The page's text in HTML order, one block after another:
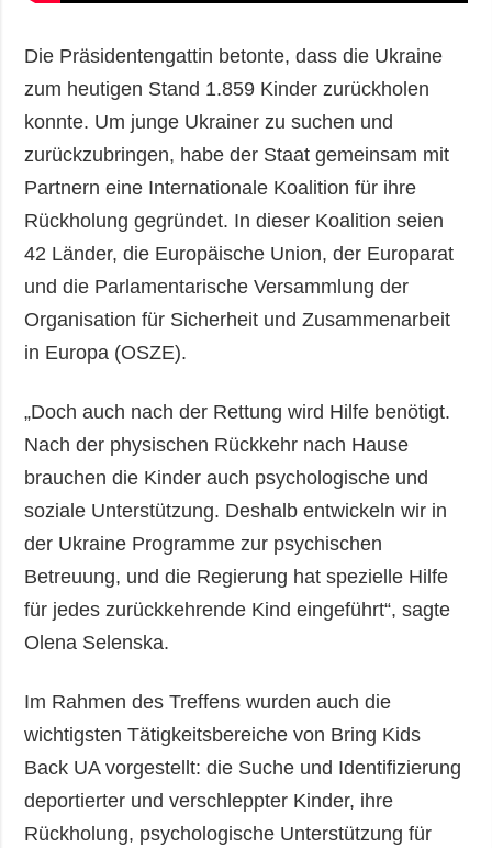
Die Präsidentengattin betonte, dass die Ukraine
zum heutigen Stand 1.859 Kinder zurückholen
konnte. Um junge Ukrainer zu suchen und
zurückzubringen, habe der Staat gemeinsam mit
Partnern eine Internationale Koalition für ihre
Rückholung gegründet. In dieser Koalition seien
42 Länder, die Europäische Union, der Europarat
und die Parlamentarische Versammlung der
Organisation für Sicherheit und Zusammenarbeit
in Europa (OSZE).
„Doch auch nach der Rettung wird Hilfe benötigt.
Nach der physischen Rückkehr nach Hause
brauchen die Kinder auch psychologische und
soziale Unterstützung. Deshalb entwickeln wir in
der Ukraine Programme zur psychischen
Betreuung, und die Regierung hat spezielle Hilfe
für jedes zurückkehrende Kind eingeführt“, sagte
Olena Selenska.
Im Rahmen des Treffens wurden auch die
wichtigsten Tätigkeitsbereiche von Bring Kids
Back UA vorgestellt: die Suche und Identifizierung
deportierter und verschleppter Kinder, ihre
Rückholung, psychologische Unterstützung für